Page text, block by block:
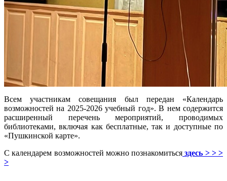
Всем участникам совещания был передан «Календарь
возможностей на 2025-2026 учебный год». В нем содержится
расширенный перечень мероприятий, проводимых
библиотеками, включая как бесплатные, так и доступные по
«Пушкинской карте».
С календарем возможностей можно познакомиться здесь > > >
>